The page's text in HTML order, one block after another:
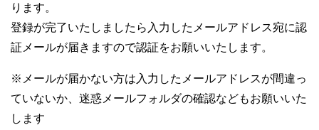
ります。
登録が完了いたしましたら入力したメールアドレス宛に認
証メールが届きますので認証をお願いいたします。
※メールが届かない方は入力したメールアドレスが間違っ
ていないか、迷惑メールフォルダの確認などもお願いいた
します